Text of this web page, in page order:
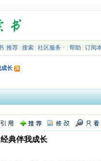
| 推荐| 搜索| 社区服务 帮助 订阅
长
经典伴我成长